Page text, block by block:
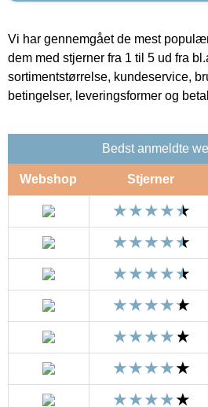
Vi har gennemgået de mest
dem med stjerner fra 1 til 5 ud fra
sortimentstørrelse, kundeservice,
betingelser, leveringsformer og
Bedst anmeldte
Webshop Stjerner